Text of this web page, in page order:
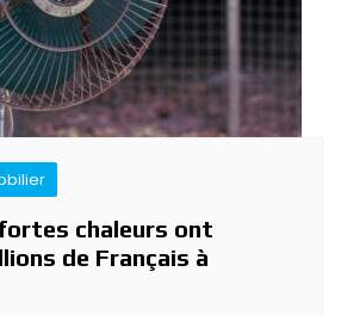
chaleurs ont
de Français à